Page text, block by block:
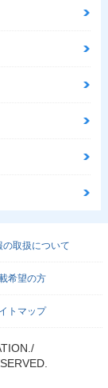
の取扱について
希望の方
トマップ